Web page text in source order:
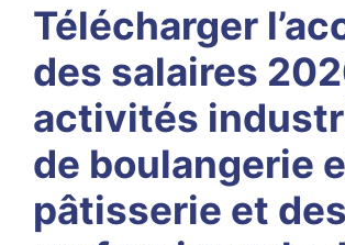
Télécharger
des salaires
activités
de boulangerie
pâtisserie et des